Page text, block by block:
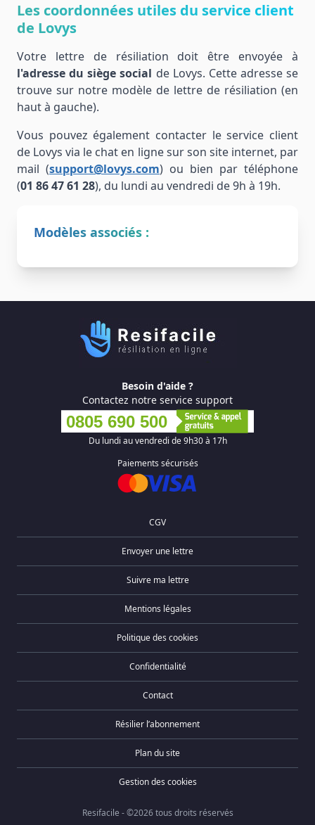
Les coordonnées utiles du service client
de Lovys
Votre lettre de résiliation doit être envoyée à
l'adresse du siège social de Lovys. Cette adresse se
trouve sur notre modèle de lettre de résiliation (en
haut à gauche).
Vous pouvez également contacter le service client
de Lovys via le chat en ligne sur son site internet, par
mail (support@lovys.com) ou bien par téléphone
(01 86 47 61 28), du lundi au vendredi de 9h à 19h.
Modèles associés :
Besoin d'aide ?
Contactez notre service support
0805 690 500
Du lundi au vendredi de 9h30 à 17h
Paiements sécurisés
CGV
Envoyer une lettre
Suivre ma lettre
Mentions légales
Politique des cookies
Confidentialité
Contact
Résilier l’abonnement
Plan du site
Gestion des cookies
Resifacile - ©2026 tous droits réservés